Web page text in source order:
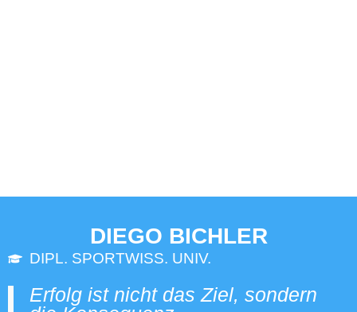
DIEGO BICHLER
DIPL. SPORTWISS. UNIV.
Erfolg ist nicht das Ziel, sondern